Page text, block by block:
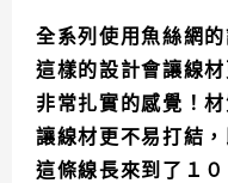
全系列使用魚絲網
這樣的設計會讓線
非常扎實的感覺！
讓線材更不易打結
這條線長來到了１